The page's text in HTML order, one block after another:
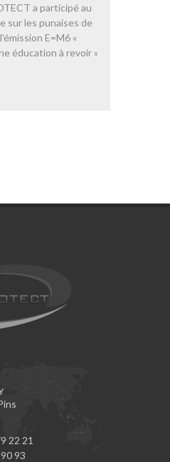
a participé au
sur les punaises de
E=M6 «
éducation à revoir »
22 21
93